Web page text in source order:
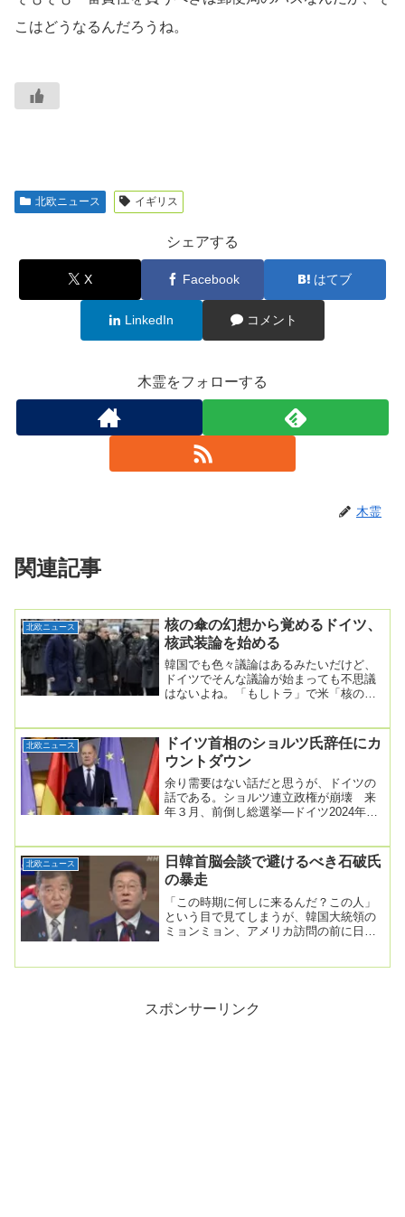
こはどうなるんだろうね。
北欧ニュース イギリス
シェアする
X Facebook はてブ
LinkedIn コメント
木霊をフォローする
木霊
関連記事
北欧ニュース
核の傘の幻想から覚めるドイツ、
核武装論を始める
韓国でも色々議論はあるみたいだけど、
ドイツでそんな議論が始まっても不思議
はないよね。「もしトラ」で米「核の
北欧ニュース
ドイツ首相のショルツ氏辞任にカ
ウントダウン
余り需要はない話だと思うが、ドイツの
話である。ショルツ連立政権が崩壊 来
年３月、前倒し総選挙―ドイツ2024年11
北欧ニュース
日韓首脳会談で避けるべき石破氏
の暴走
「この時期に何しに来るんだ？この人」
という目で見てしまうが、韓国大統領の
ミョンミョン、アメリカ訪問の前に日本
スポンサーリンク